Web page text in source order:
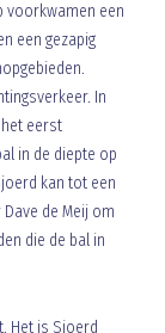
voorkwamen een
een gezapig
In
eerst
in de diepte op
kan tot een
de Meij om
die de bal in
Het is Sjoerd